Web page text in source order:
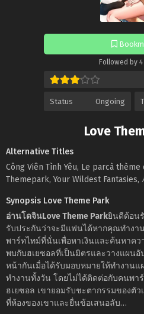
Followed by
Status Ongoing
Love
Alternative Titles
Công Viên Tình Yêu, Le parcà
Themepark, Your Wildest Fantasies,
Synopsis Love Theme Park
อ่านโดจินLove Theme Parkยินดีต้อน
รับประกันว่าจะมีแฟนได้หากคุณทำงา
พาร์ทไทม์ที่นั่นเพื่อหาเงินและค้นหาคว
พบกับฮเยซอลที่เป็นมิตรและวางแผน
หน้ากันเมื่อได้รับมอบหมายให้ทำงานแ
ทำงานทั้งวัน โดยไม่ได้ติดต่อกับคนพ
ฮเยซอล เขายอมรับชะตากรรมของตั
ที่ห้องของเขาและยื่นข้อเสนอลับ…